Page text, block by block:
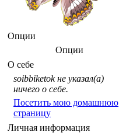
Опции
Опции
О себе
soibbiketok не указал(а)
ничего о себе.
Посетить мою домашнюю
страницу
Личная информация